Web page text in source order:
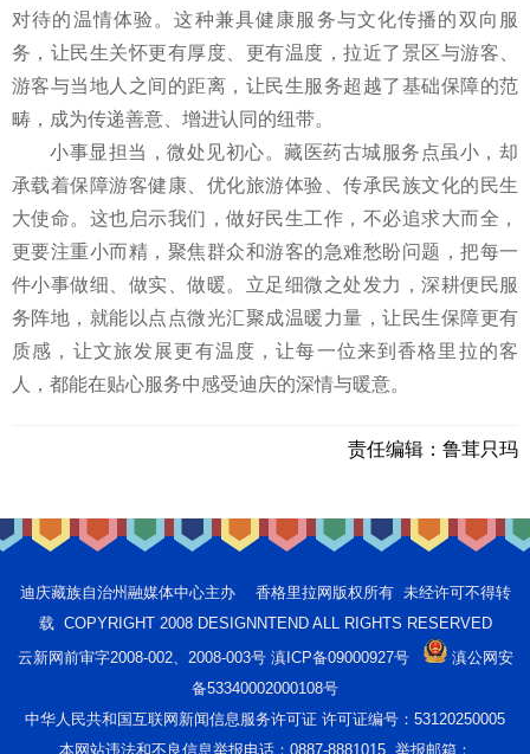
对待的温情体验。这种兼具健康服务与文化传播的双向服
务，让民生关怀更有厚度、更有温度，拉近了景区与游客、
游客与当地人之间的距离，让民生服务超越了基础保障的范
畴，成为传递善意、增进认同的纽带。
小事显担当，微处见初心。藏医药古城服务点虽小，却
承载着保障游客健康、优化旅游体验、传承民族文化的民生
大使命。这也启示我们，做好民生工作，不必追求大而全，
更要注重小而精，聚焦群众和游客的急难愁盼问题，把每一
件小事做细、做实、做暖。立足细微之处发力，深耕便民服
务阵地，就能以点点微光汇聚成温暖力量，让民生保障更有
质感，让文旅发展更有温度，让每一位来到香格里拉的客
人，都能在贴心服务中感受迪庆的深情与暖意。
责任编辑： 鲁茸只玛
迪庆藏族自治州融媒体中心主办 香格里拉网版权所有 未经许可不得转
载 COPYRIGHT 2008 DESIGNNTEND ALL RIGHTS RESERVED
云新网前审字2008-002、2008-003号 滇ICP备09000927号
滇公网安
备53340002000108号
中华人民共和国互联网新闻信息服务许可证 许可证编号：53120250005
本网站违法和不良信息举报电话：0887-8881015 举报邮箱：